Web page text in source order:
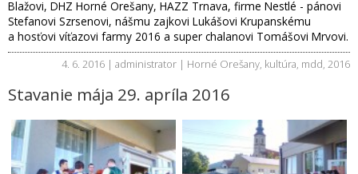
Blažovi, DHZ Horné Orešany, HAZZ Trnava, firme Nestlé - pánovi
Stefanovi Szrsenovi, nášmu zajkovi Lukášovi Krupanskému
a hosťovi víťazovi farmy 2016 a super chalanovi Tomášovi Mrvovi.
4. 6. 2016 | administrator | Horné Orešany, kultúra, mdd, 2016
Stavanie mája 29. apríla 2016